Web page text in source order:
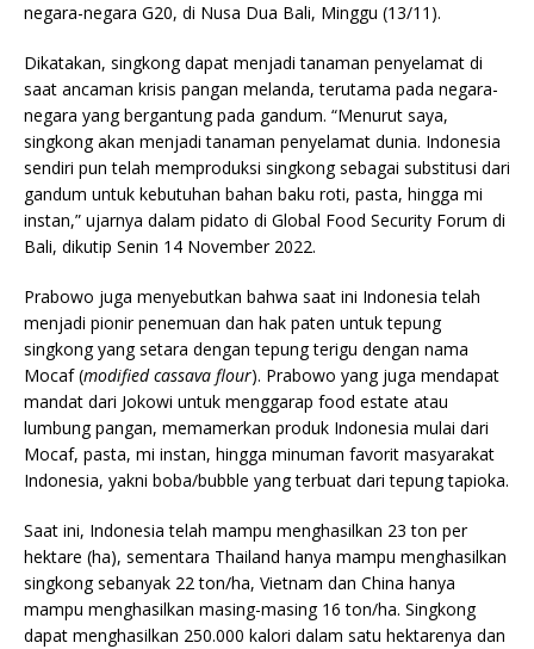
negara-negara G20, di Nusa Dua Bali, Minggu (13/11).
Dikatakan, singkong dapat menjadi tanaman penyelamat di
saat ancaman krisis pangan melanda, terutama pada negara-
negara yang bergantung pada gandum. “Menurut saya,
singkong akan menjadi tanaman penyelamat dunia. Indonesia
sendiri pun telah memproduksi singkong sebagai substitusi dari
gandum untuk kebutuhan bahan baku roti, pasta, hingga mi
instan,” ujarnya dalam pidato di Global Food Security Forum di
Bali, dikutip Senin 14 November 2022.
Prabowo juga menyebutkan bahwa saat ini Indonesia telah
menjadi pionir penemuan dan hak paten untuk tepung
singkong yang setara dengan tepung terigu dengan nama
Mocaf (modified cassava flour). Prabowo yang juga mendapat
mandat dari Jokowi untuk menggarap food estate atau
lumbung pangan, memamerkan produk Indonesia mulai dari
Mocaf, pasta, mi instan, hingga minuman favorit masyarakat
Indonesia, yakni boba/bubble yang terbuat dari tepung tapioka.
Saat ini, Indonesia telah mampu menghasilkan 23 ton per
hektare (ha), sementara Thailand hanya mampu menghasilkan
singkong sebanyak 22 ton/ha, Vietnam dan China hanya
mampu menghasilkan masing-masing 16 ton/ha. Singkong
dapat menghasilkan 250.000 kalori dalam satu hektarenya dan